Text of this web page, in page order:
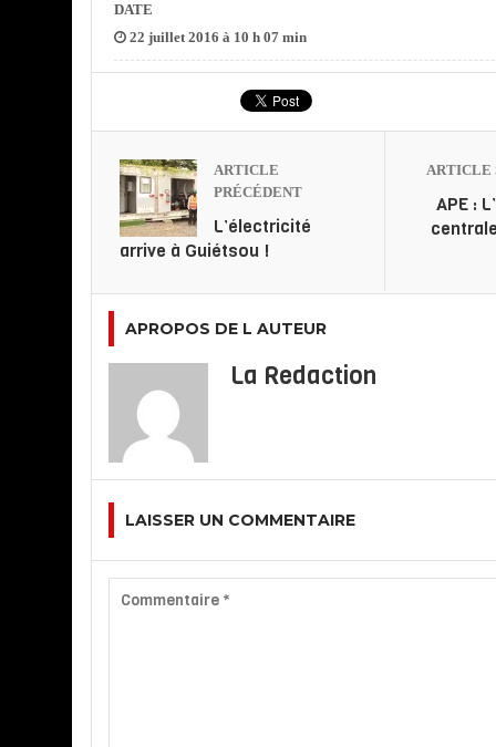
DATE
22 juillet 2016 à 10 h 07 min
ARTICLE
PRÉCÉDENT
L’électricité
arrive à Guiétsou !
ARTICLE
APE :
APROPOS DE L AUTEUR
La Redaction
LAISSER UN COMMENTAIRE